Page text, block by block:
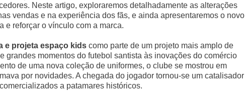
Neste artigo, exploraremos detalhadamente as alterações
vendas e na experiência dos fãs, e ainda apresentaremos o novo
e reforçar o vínculo com a marca.
e projeta espaço kids como parte de um projeto mais amplo de
grandes momentos do futebol santista às inovações do comércio
de uma nova coleção de uniformes, o clube se mostrou em
por novidades. A chegada do jogador tornou-se um catalisador
a patamares históricos.